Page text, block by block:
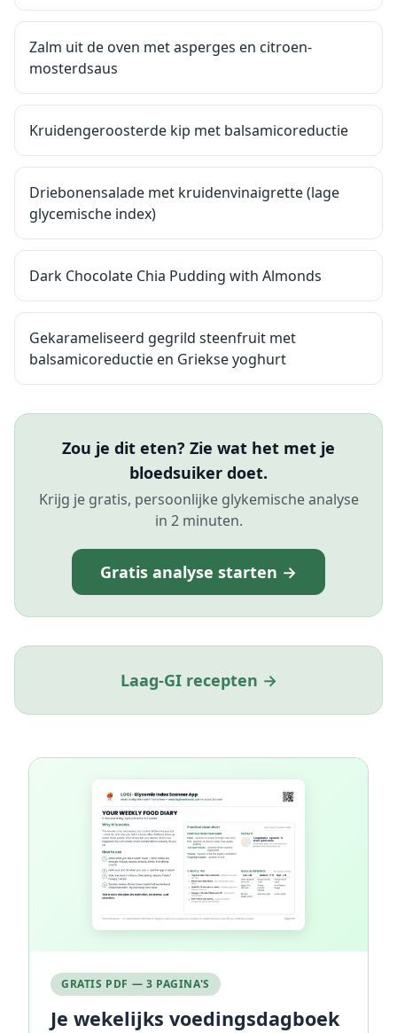
Zalm uit de oven met asperges en citroen-
mosterdsaus
Kruidengeroosterde kip met balsamicoreductie
Driebonensalade met kruidenvinaigrette (lage
glycemische index)
Dark Chocolate Chia Pudding with Almonds
Gekarameliseerd gegrild steenfruit met
balsamicoreductie en Griekse yoghurt
Zou je dit eten? Zie wat het met je
bloedsuiker doet.
Krijg je gratis, persoonlijke glykemische analyse
in 2 minuten.
Gratis analyse starten →
Laag-GI recepten →
GRATIS PDF — 3 PAGINA'S
Je wekelijks voedingsdagboek